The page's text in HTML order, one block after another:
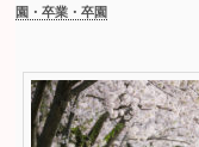
園・卒業・卒園